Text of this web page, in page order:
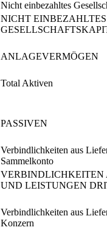
Nicht einbezahltes
NICHT EINBEZAHLTES
ANLAGEVERMÖGEN
Total Aktiven
PASSIVEN
Verbindlichkeiten aus
Sammelkonto
VERBINDLICHKEITEN
UND LEISTUNGEN
Verbindlichkeiten aus
Konzern